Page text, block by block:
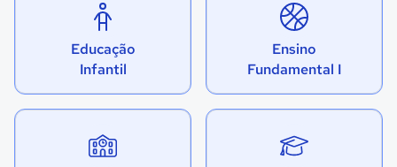
Educação
Infantil
Ensino
Fundamental I